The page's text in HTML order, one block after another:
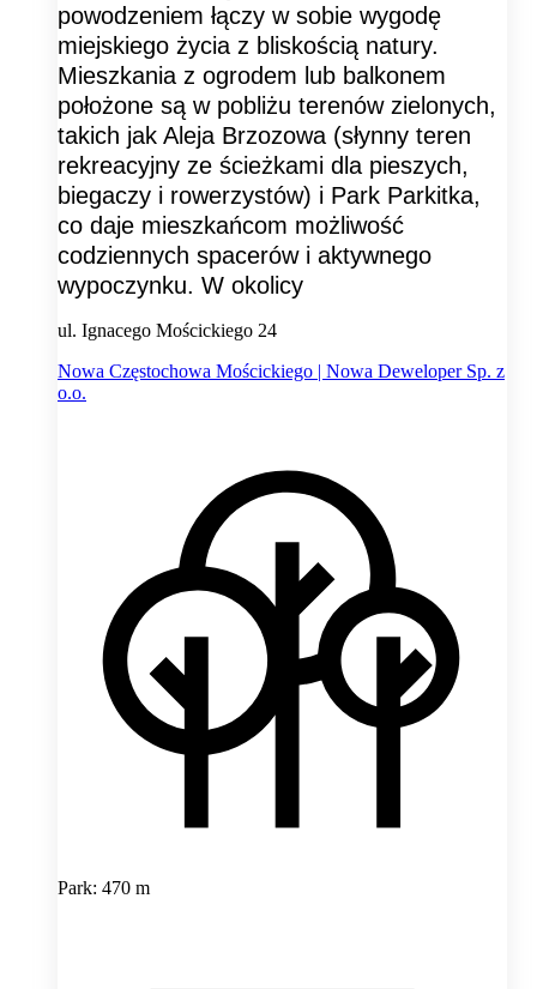
powodzeniem łączy w sobie wygodę
miejskiego życia z bliskością natury.
Mieszkania z ogrodem lub balkonem
położone są w pobliżu terenów zielonych,
takich jak Aleja Brzozowa (słynny teren
rekreacyjny ze ścieżkami dla pieszych,
biegaczy i rowerzystów) i Park Parkitka,
co daje mieszkańcom możliwość
codziennych spacerów i aktywnego
wypoczynku. W okolicy
ul. Ignacego Mościckiego 24
Nowa Częstochowa Mościckiego | Nowa Deweloper Sp. z
o.o.
Park: 470 m